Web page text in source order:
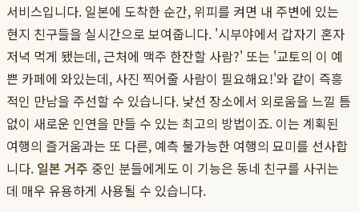
서비스입니다. 일본에 도착한 순간, 위피를 켜면 내 주변에 있는
현지 친구들을 실시간으로 보여줍니다. '시부야에서 갑자기 혼자
저녁 먹게 됐는데, 근처에 맥주 한잔할 사람?' 또는 '교토의 이 예
쁜 카페에 와있는데, 사진 찍어줄 사람이 필요해요!'와 같이 즉흥
적인 만남을 주선할 수 있습니다. 낯선 장소에서 외로움을 느낄 틈
없이 새로운 인연을 만들 수 있는 최고의 방법이죠. 이는 계획된
여행의 즐거움과는 또 다른, 예측 불가능한 여행의 묘미를 선사합
니다. 일본 거주 중인 분들에게도 이 기능은 동네 친구를 사귀는
데 매우 유용하게 사용될 수 있습니다.